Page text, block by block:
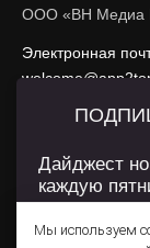
ООО «ВН Медиа
Электронная
При
Сайт использует
использования
Мы используем
Дайджест
каждую